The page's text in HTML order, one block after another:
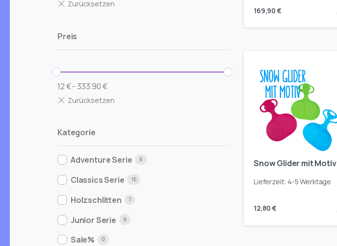
169,90€
Snow Glider mit Motiv
Lieferzeit: 4-5 Werktage
12,80€
Preis
12€-333.90€
Kategorie
Adventure Serie 6
Classics Serie 15
Holzschlitten 7
Junior Serie 9
Sale% 0